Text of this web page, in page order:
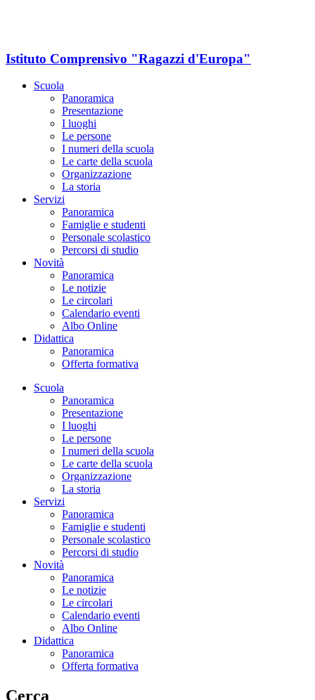
Istituto Comprensivo "Ragazzi d'Europa"
Scuola
Panoramica
Presentazione
I luoghi
Le persone
I numeri della scuola
Le carte della scuola
Organizzazione
La storia
Servizi
Panoramica
Famiglie e studenti
Personale scolastico
Percorsi di studio
Novità
Panoramica
Le notizie
Le circolari
Calendario eventi
Albo Online
Didattica
Panoramica
Offerta formativa
Scuola
Panoramica
Presentazione
I luoghi
Le persone
I numeri della scuola
Le carte della scuola
Organizzazione
La storia
Servizi
Panoramica
Famiglie e studenti
Personale scolastico
Percorsi di studio
Novità
Panoramica
Le notizie
Le circolari
Calendario eventi
Albo Online
Didattica
Panoramica
Offerta formativa
Cerca